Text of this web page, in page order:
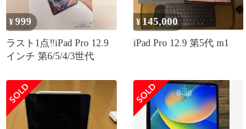
¥999
ラスト1点‼︎iPad Pro 12.9
インチ 第6/5/4/3世代
¥ 145,000
iPad Pro 12.9 第5代 m1